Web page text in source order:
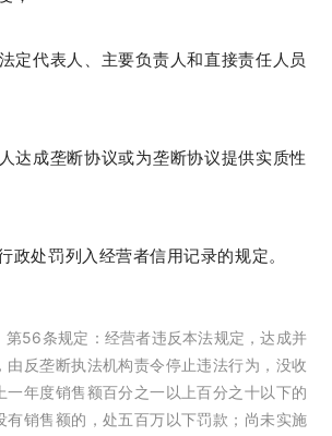
定代表人、主要负责人和直接责任人员
达成垄断协议或为垄断协议提供实质性
政处罚列入经营者信用记录的规定。
第56条规定：经营者违反本法规定，达成并
由反垄断执法机构责令停止违法行为，没收
一年度销售额百分之一以上百分之十以下的
有销售额的，处五百万以下罚款；尚未实施